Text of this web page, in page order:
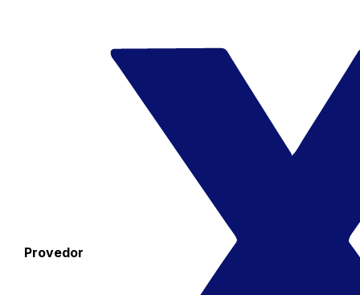
Provedor